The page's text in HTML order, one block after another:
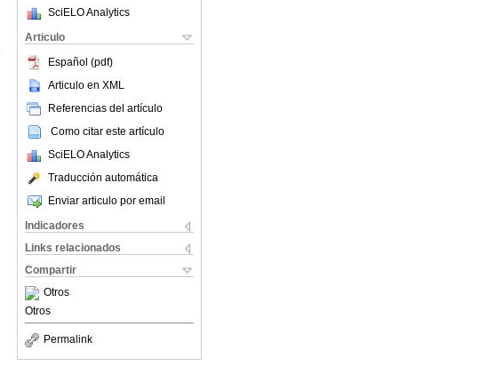
SciELO Analytics
Articulo
Español (pdf)
Articulo en XML
Referencias del artículo
Como citar este artículo
SciELO Analytics
Traducción automática
Enviar articulo por email
Indicadores
Links relacionados
Compartir
Otros
Otros
Permalink